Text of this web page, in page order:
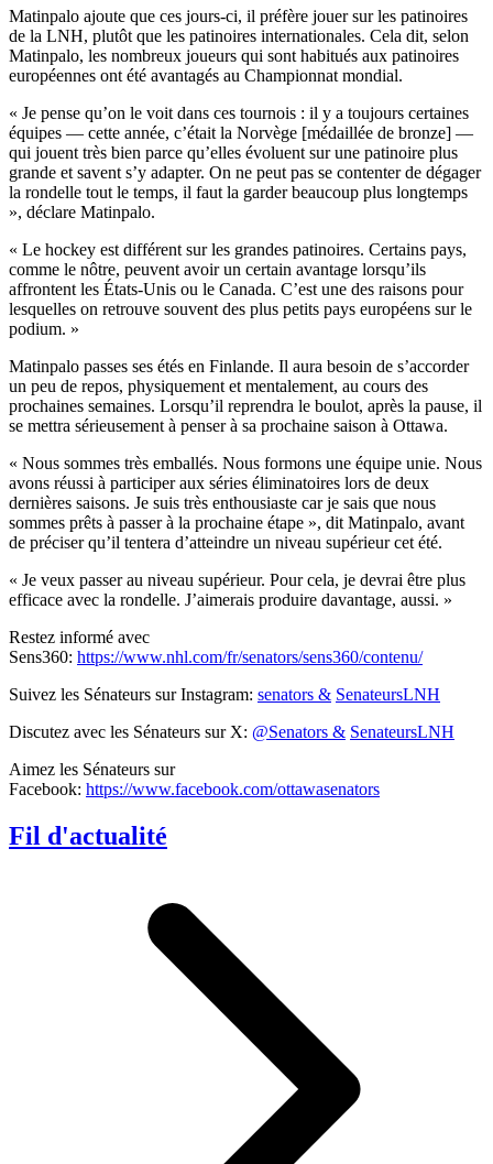
Matinpalo ajoute que ces jours-ci, il préfère jouer sur les patinoires
de la LNH, plutôt que les patinoires internationales. Cela dit, selon
Matinpalo, les nombreux joueurs qui sont habitués aux patinoires
européennes ont été avantagés au Championnat mondial.
« Je pense qu’on le voit dans ces tournois : il y a toujours certaines
équipes — cette année, c’était la Norvège [médaillée de bronze] —
qui jouent très bien parce qu’elles évoluent sur une patinoire plus
grande et savent s’y adapter. On ne peut pas se contenter de dégager
la rondelle tout le temps, il faut la garder beaucoup plus longtemps
», déclare Matinpalo.
« Le hockey est différent sur les grandes patinoires. Certains pays,
comme le nôtre, peuvent avoir un certain avantage lorsqu’ils
affrontent les États-Unis ou le Canada. C’est une des raisons pour
lesquelles on retrouve souvent des plus petits pays européens sur le
podium. »
Matinpalo passes ses étés en Finlande. Il aura besoin de s’accorder
un peu de repos, physiquement et mentalement, au cours des
prochaines semaines. Lorsqu’il reprendra le boulot, après la pause, il
se mettra sérieusement à penser à sa prochaine saison à Ottawa.
« Nous sommes très emballés. Nous formons une équipe unie. Nous
avons réussi à participer aux séries éliminatoires lors de deux
dernières saisons. Je suis très enthousiaste car je sais que nous
sommes prêts à passer à la prochaine étape », dit Matinpalo, avant
de préciser qu’il tentera d’atteindre un niveau supérieur cet été.
« Je veux passer au niveau supérieur. Pour cela, je devrai être plus
efficace avec la rondelle. J’aimerais produire davantage, aussi. »
Restez informé avec
Sens360: https://www.nhl.com/fr/senators/sens360/contenu/
Suivez les Sénateurs sur Instagram: senators & SenateursLNH
Discutez avec les Sénateurs sur X: @Senators & SenateursLNH
Aimez les Sénateurs sur
Facebook: https://www.facebook.com/ottawasenators
Fil d'actualité